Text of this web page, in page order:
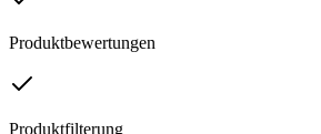
Produktbewertungen
Produktfilterung